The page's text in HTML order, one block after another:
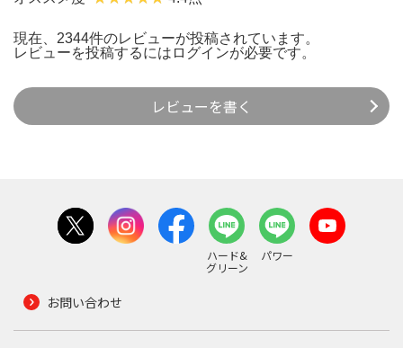
現在、2344件のレビューが投稿されています。
レビューを投稿するには ログインが必要です。
レビューを書く
ハード&
グリーン
パワー
お問い合わせ